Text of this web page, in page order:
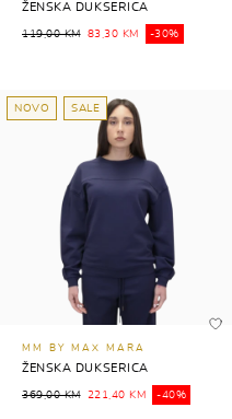
ŽENSKA DUKSERICA
119,00 KM 83,30 KM -30%
NOVO SALE
MM BY MAX MARA
ŽENSKA DUKSERICA
369,00 KM 221,40 KM -40%